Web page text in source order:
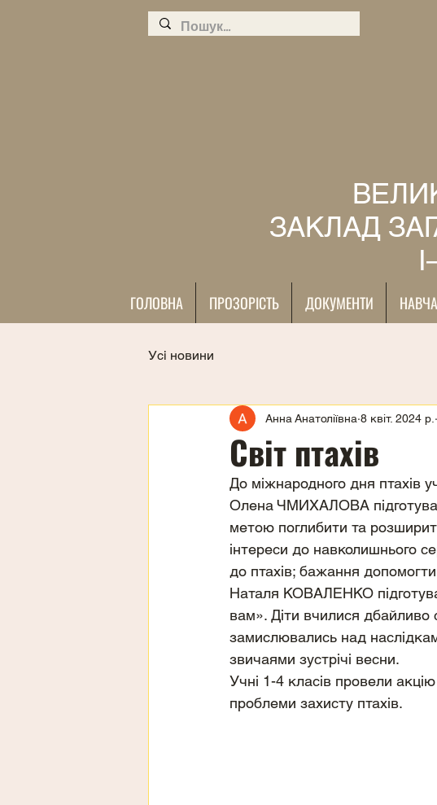
ЗАКЛАД
ГОЛОВНА ПРОЗОРІСТЬ ДОКУМЕНТИ
Усі новини
Світ птахів
Анна Анатоліївна 8 квіт. 2024 р.
До міжнародного дня птахів
Олена ЧМИХАЛОВА
метою поглибити та
інтереси до навколишнього
до птахів; бажання допомогти
Наталя КОВАЛЕНКО
вам». Діти вчилися
замислювались над
звичаями зустрічі весни.
Учні 1-4 класів провели
проблеми захисту птахів.